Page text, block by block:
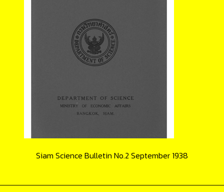
Siam Science Bulletin No.2 September 1938